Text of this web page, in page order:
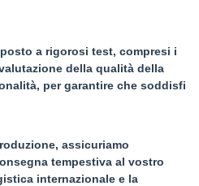
a rigorosi test, compresi i
della qualità della
per garantire che soddisfi
assicuriamo
tempestiva al vostro
internazionale e la